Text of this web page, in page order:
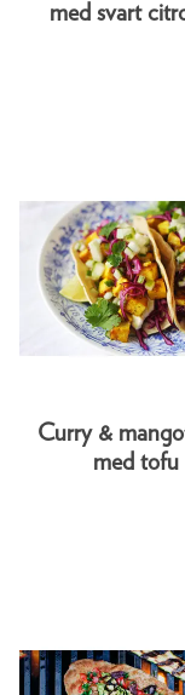
med svart
Curry &
med tofu